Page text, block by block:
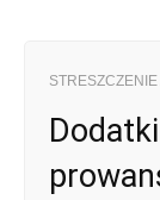
STRESZCZENIE